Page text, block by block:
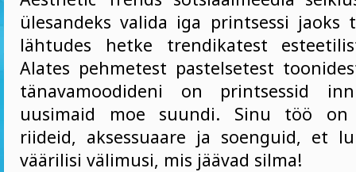
ülesandeks valida iga printsessi jaoks
lähtudes hetke trendikatest
Alates pehmetest pastelsetest
tänavamoodideni on printsessid
uusimaid moe suundi. Sinu töö on
riideid, aksessuaare ja soenguid, et
väärilisi välimusi, mis jäävad silma!